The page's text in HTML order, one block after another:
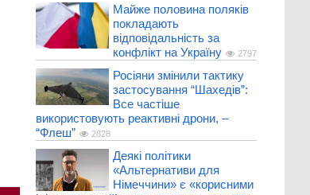
Майже половина поляків
покладають
відповідальність за
конфлікт на Україну
2797
Росіяни змінили тактику
застосування “Шахедів”:
Все частіше
використовують реактивні дрони, –
“Флеш”
2828
Деякі політики
«Альтернативи для
Німеччини» є «корисними